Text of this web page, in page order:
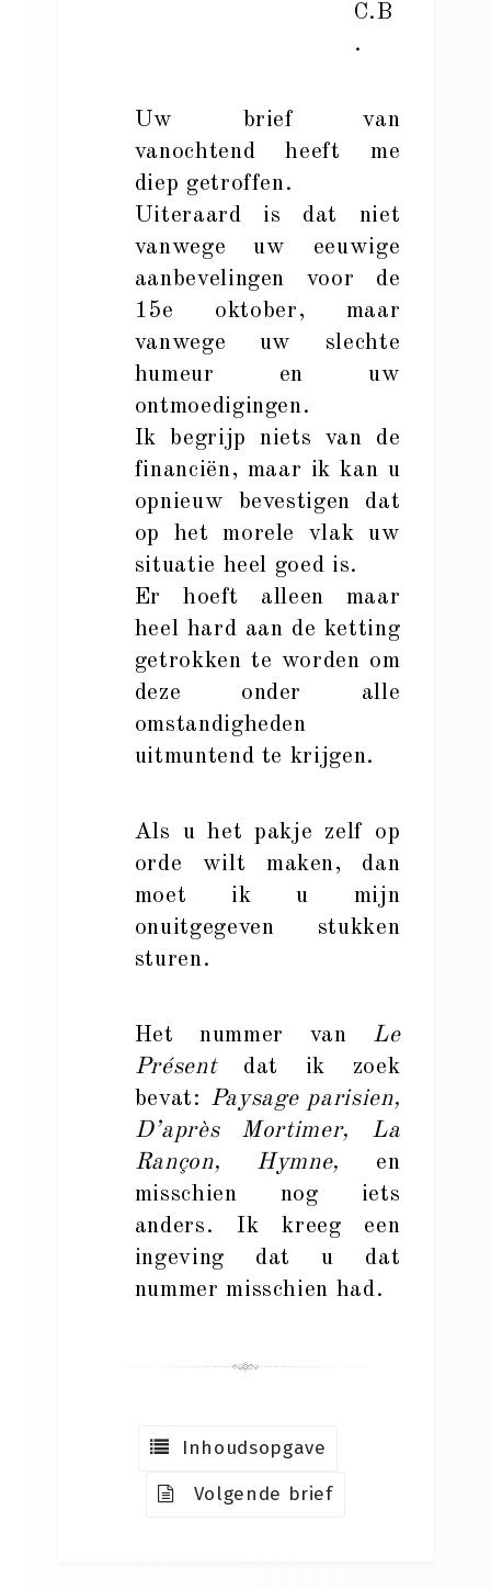
C.B
.
Uw brief van
vanochtend heeft me
diep getroffen.
Uiteraard is dat niet
vanwege uw eeuwige
aanbevelingen voor de
15e oktober, maar
vanwege uw slechte
humeur en uw
ontmoedigingen.
Ik begrijp niets van de
financiën, maar ik kan u
opnieuw bevestigen dat
op het morele vlak uw
situatie heel goed is.
Er hoeft alleen maar
heel hard aan de ketting
getrokken te worden om
deze onder alle
omstandigheden
uitmuntend te krijgen.
Als u het pakje zelf op
orde wilt maken, dan
moet ik u mijn
onuitgegeven stukken
sturen.
Het nummer van Le
Présentdat ik zoek
bevat: Paysage parisien,
D’après Mortimer, La
Rançon, Hymne, en
misschien nog iets
anders. Ik kreeg een
ingeving dat u dat
nummer misschien had.
Inhoudsopgave
Volgende brief